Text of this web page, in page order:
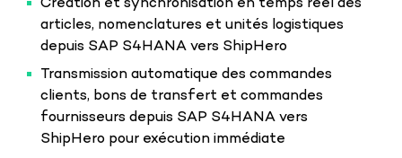
Création et synchronisation en temps réel des
articles, nomenclatures et unités logistiques
depuis SAP S4HANA vers ShipHero
Transmission automatique des commandes
clients, bons de transfert et commandes
fournisseurs depuis SAP S4HANA vers
ShipHero pour exécution immédiate